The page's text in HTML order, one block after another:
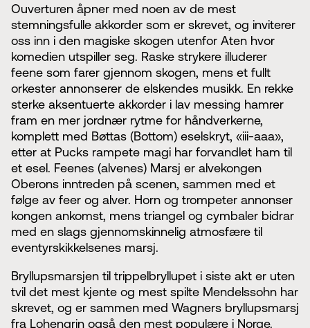
Ouverturen åpner med noen av de mest
stemningsfulle akkorder som er skrevet, og inviterer
oss inn i den magiske skogen utenfor Aten hvor
komedien utspiller seg. Raske strykere illuderer
feene som farer gjennom skogen, mens et fullt
orkester annonserer de elskendes musikk. En rekke
sterke aksentuerte akkorder i lav messing hamrer
fram en mer jordnær rytme for håndverkerne,
komplett med Bøttas (Bottom) eselskryt, «iii-aaa»,
etter at Pucks rampete magi har forvandlet ham til
et esel. Feenes (alvenes) Marsj er alvekongen
Oberons inntreden på scenen, sammen med et
følge av feer og alver. Horn og trompeter annonser
kongen ankomst, mens triangel og cymbaler bidrar
med en slags gjennomskinnelig atmosfære til
eventyrskikkelsenes marsj.
Bryllupsmarsjen til trippelbryllupet i siste akt er uten
tvil det mest kjente og mest spilte Mendelssohn har
skrevet, og er sammen med Wagners bryllupsmarsj
fra Lohengrin også den mest populære i Norge.